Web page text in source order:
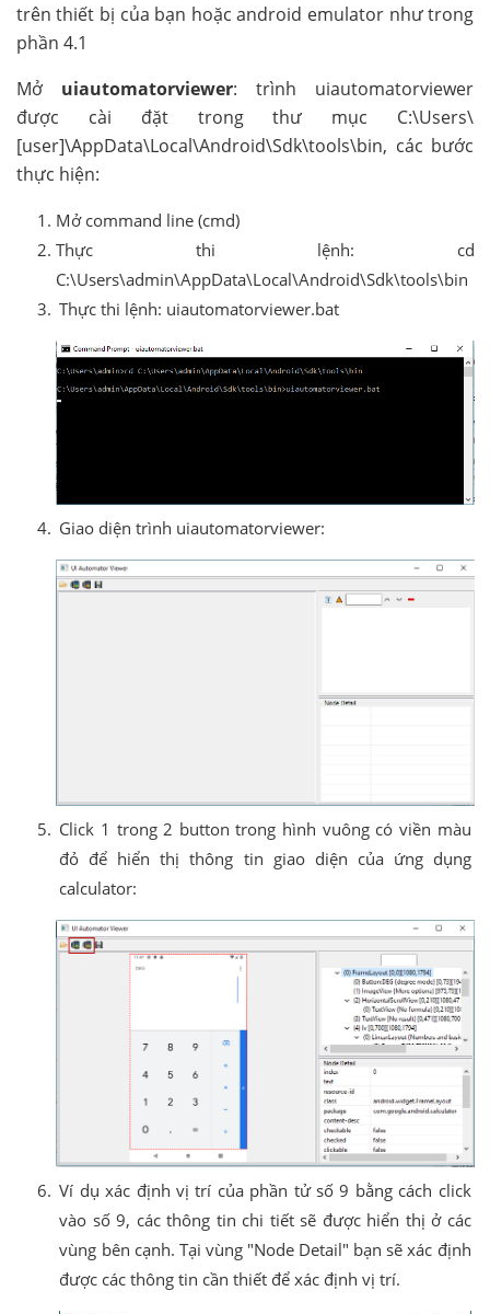
trên thiết bị của bạn hoặc android emulator như trong
phần 4.1
Mở uiautomatorviewer: trình uiautomatorviewer
được cài đặt trong thư mục C:\Users\
[user]\AppData\Local\Android\Sdk\tools\bin, các bước
thực hiện:
Mở command line (cmd)
Thực thi lệnh: cd
C:\Users\admin\AppData\Local\Android\Sdk\tools\bin
Thực thi lệnh: uiautomatorviewer.bat
Giao diện trình uiautomatorviewer:
Click 1 trong 2 button trong hình vuông có viền màu
đỏ để hiển thị thông tin giao diện của ứng dụng
calculator:
Ví dụ xác định vị trí của phần tử số 9 bằng cách click
vào số 9, các thông tin chi tiết sẽ được hiển thị ở các
vùng bên cạnh. Tại vùng "Node Detail" bạn sẽ xác định
được các thông tin cần thiết để xác định vị trí.